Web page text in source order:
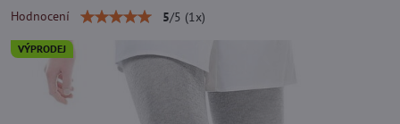
VÝPRODEJ
Hodnocení 5/5 (1 x)